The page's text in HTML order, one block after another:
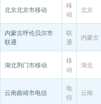
北京北京市移动
移
动
北京
内蒙古呼伦贝尔市
联通
联
通
内蒙古
湖北荆门市移动
移
动
湖北
云南曲靖市电信
电
信
云南